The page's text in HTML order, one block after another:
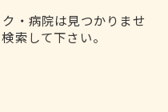
・病院は見つかりませ
索して下さい。